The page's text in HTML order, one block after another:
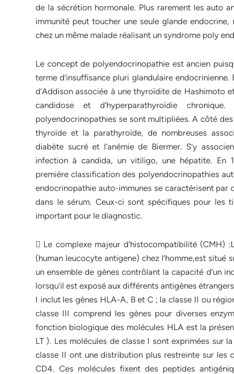
de la sécrétion hormonale. Plus rarement les auto
immunité peut toucher une seule glande endocrine,
chez un même malade réalisant un syndrome poly
Le concept de polyendocrinopathie est ancien
terme d’insuffisance pluri glandulaire
d’Addison associée à une thyroïdite de Hashimoto
candidose et d’hyperparathyroïdie
polyendocrinopathies se sont multipliées. A côté
thyroïde et la parathyroïde, de nombreuses
diabète sucré et l’anémie de Biermer. S’y
infection à candida, un vitiligo, une hépatite. En
première classification des polyendocrinopathies
endocrinopathie auto-immunes se caractérisent par
dans le sérum. Ceux-ci sont spécifiques pour les
important pour le diagnostic.
 Le complexe majeur d’histocompatibilité (CMH)
(human leucocyte antigene) chez l’homme,est situé
un ensemble de gènes contrôlant la capacité d’un
lorsqu’il est exposé aux différents antigènes
I inclut les gènes HLA-A, B et C ; la classe II ou
classe III comprend les gènes pour diverses
fonction biologique des molécules HLA est la
LT ). Les molécules de classe I sont exprimées sur
classe II ont une distribution plus restreinte sur les
CD4. Ces molécules fixent des peptides